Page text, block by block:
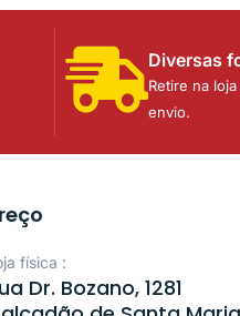
Diversas
Retire na
envio.
física :
Dr. Bozano, 1281